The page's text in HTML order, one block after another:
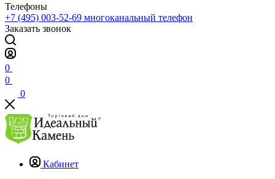
Телефоны
+7 (495) 003-52-69 многоканальный телефон
Заказать звонок
0
0
0
Кабинет